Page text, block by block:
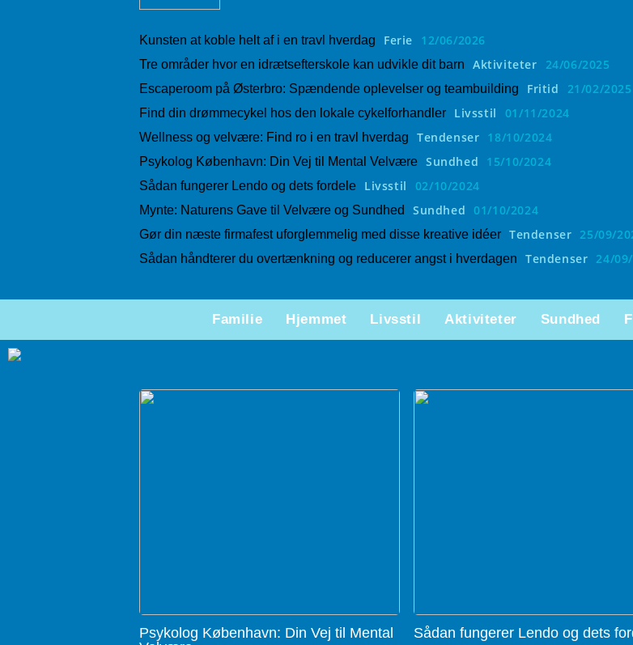
Kunsten at koble helt af i en travl hverdag Ferie 12/06/2026
Tre områder hvor en idrætsefterskole kan udvikle dit barn Aktiviteter 24/06/2025
Escaperoom på Østerbro: Spændende oplevelser og teambuilding Fritid 21/02/2025
Find din drømmecykel hos den lokale cykelforhandler Livsstil 01/11/2024
Wellness og velvære: Find ro i en travl hverdag Tendenser 18/10/2024
Psykolog København: Din Vej til Mental Velvære Sundhed 15/10/2024
Sådan fungerer Lendo og dets fordele Livsstil 02/10/2024
Mynte: Naturens Gave til Velvære og Sundhed Sundhed 01/10/2024
Gør din næste firmafest uforglemmelig med disse kreative idéer Tendenser 25/09/
Sådan håndterer du overtænkning og reducerer angst i hverdagen Tendenser 24/
Familie Hjemmet Livsstil Aktiviteter Sundhed
Psykolog København: Din Vej til Mental
Sådan fungerer Lendo og dets